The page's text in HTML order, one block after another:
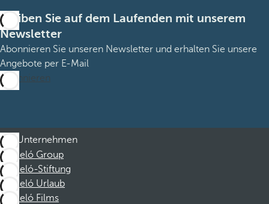
Bleiben Sie auf dem Laufenden mit unserem
Newsletter
Abonnieren Sie unseren Newsletter und erhalten Sie unsere
Angebote per E-Mail
Abonnieren
Unternehmen
Barceló Group
Barceló-Stiftung
Barceló Urlaub
Barceló Films